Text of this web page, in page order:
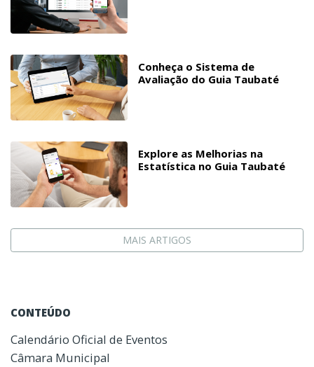
Conheça o Sistema de
Avaliação do Guia Taubaté
Explore as Melhorias na
Estatística no Guia Taubaté
MAIS ARTIGOS
CONTEÚDO
Calendário Oficial de Eventos
Câmara Municipal